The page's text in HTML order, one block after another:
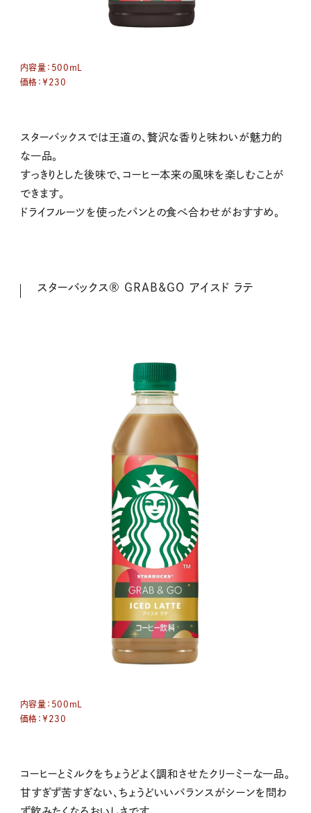
内容量： 500mL
価格：￥230
スターバックスでは王道の、贅沢な香りと味わいが魅力的
な一品。
すっきりとした後味で、コーヒー本来の風味を楽しむことが
できます。
ドライフルーツを使ったパンとの食べ合わせがおすすめ。
スターバックス® GRAB&GO アイスド ラテ
内容量： 500mL
価格：￥230
コーヒーとミルクをちょうどよく調和させたクリーミーな一品。
甘すぎず苦すぎない、ちょうどいいバランスがシーンを問わ